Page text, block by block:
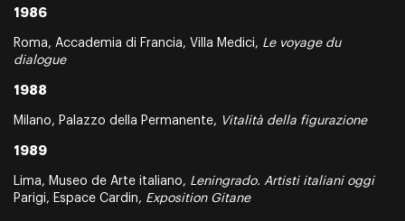
1986
Roma, Accademia di Francia, Villa Medici, Le voyage du
dialogue
1988
Milano, Palazzo della Permanente, Vitalità della figurazione
1989
Lima, Museo de Arte italiano, Leningrado. Artisti italiani oggi
Parigi, Espace Cardin, Exposition Gitane